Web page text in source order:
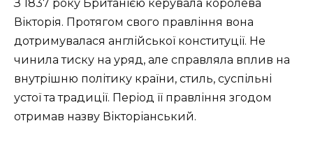
З 1837 року Британією керувала королева
Вікторія. Протягом свого правління вона
дотримувалася англійської конституції. Не
чинила тиску на уряд, але справляла вплив на
внутрішню політику країни, стиль, суспільні
устої та традиції. Період її правління згодом
отримав назву Вікторіанський.